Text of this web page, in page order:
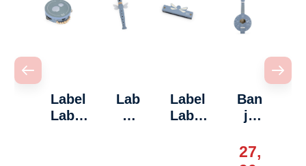
Label
Label
Lab
el
Label
Label
Ban
jo
rre
27,